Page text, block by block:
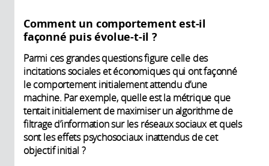
Comment un comportement est-il
façonné puis évolue-t-il ?
Parmi ces grandes questions figure celle des
incitations sociales et économiques qui ont façonné
le comportement initialement attendu d’une
machine. Par exemple, quelle est la métrique que
tentait initialement de maximiser un algorithme de
filtrage d’information sur les réseaux sociaux et quels
sont les effets psychosociaux inattendus de cet
objectif initial ?